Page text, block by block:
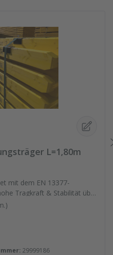
L=1,80m
mit dem EN 13377-
Tragkraft & Stabilität über
sie eine hohe
b = 8,0 cm - Moment (M): 5
- Querkraft (Q): 11 kN
29999186